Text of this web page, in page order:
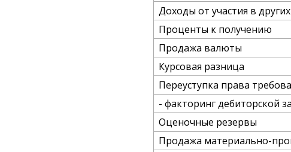
Доходы от участия в
Проценты к получению
Продажа валюты
Курсовая разница
Переуступка права
- факторинг дебиторской
Оценочные резервы
Продажа материально-